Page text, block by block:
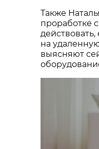
Также
проработке
на
выясняют